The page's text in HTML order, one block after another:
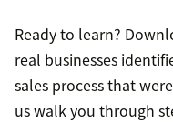
Ready to learn?
real businesses
sales process that
us walk you through